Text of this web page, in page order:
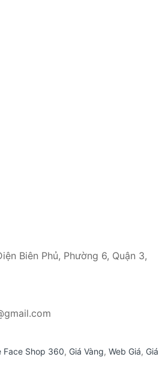
Biên Phủ, Phường 6, Quận 3,
Face Shop 360, Giá Vàng, Web Giá, Giá